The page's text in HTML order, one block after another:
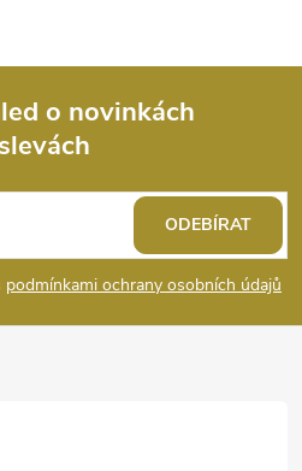
o novinkách
podmínkami ochrany osobních údajů
ODEBÍRAT